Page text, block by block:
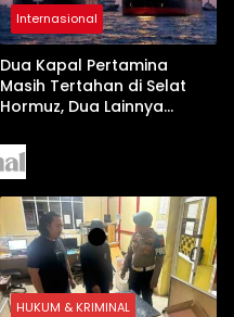
Internasional
Dua Kapal Pertamina
Masih Tertahan di Selat
Hormuz, Dua Lainnya
HUKUM & KRIMINAL